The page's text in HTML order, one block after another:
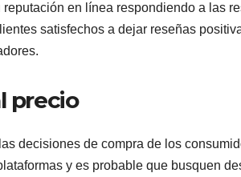
en línea respondiendo a las
satisfechos a dejar reseñas
precio
decisiones de compra de los
y es probable que busquen